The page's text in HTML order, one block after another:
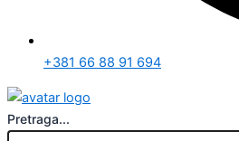
+381 66 88 91 694
Pretraga...